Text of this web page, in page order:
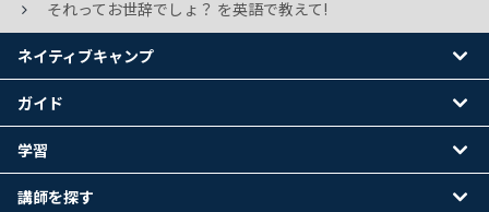
それってお世辞でしょ？ を英語で教えて!
ネイティブキャンプ
ガイド
学習
講師を探す